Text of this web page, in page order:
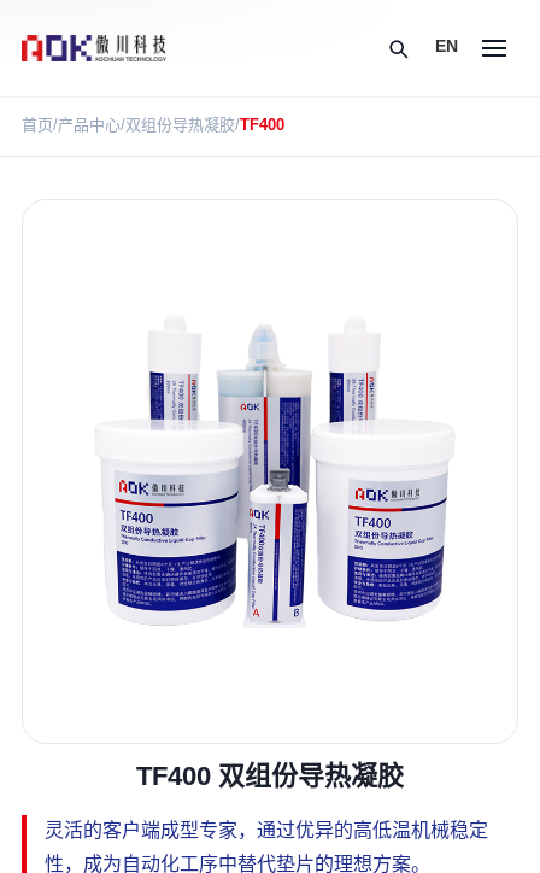
EN
首页/产品中心/双组份导热凝胶/TF400
TF400 双组份导热凝胶
灵活的客户端成型专家，通过优异的高低温机械稳定
性，成为自动化工序中替代垫片的理想方案。